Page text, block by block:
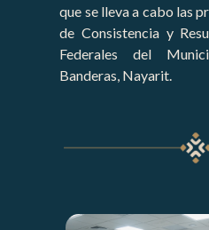
que se lleva a cabo las
de Consistencia y
Federales del
Banderas, Nayarit.